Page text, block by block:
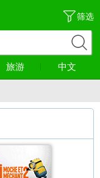
筛选
旅游 中文